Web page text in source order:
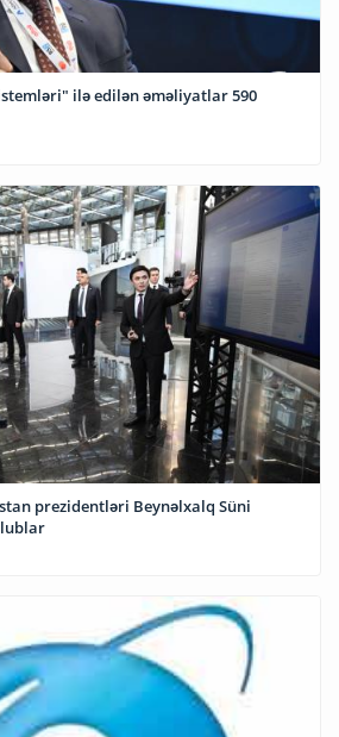
ilə edilən əməliyatlar 590
prezidentləri Beynəlxalq Süni